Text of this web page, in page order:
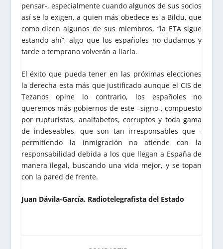
pensar-, especialmente cuando algunos de sus socios
así se lo exigen, a quien más obedece es a Bildu, que
como dicen algunos de sus miembros, “la ETA sigue
estando ahí”, algo que los españoles no dudamos y
tarde o temprano volverán a liarla.
El éxito que pueda tener en las próximas elecciones
la derecha esta más que justificado aunque el CIS de
Tezanos opine lo contrario, los españoles no
queremos más gobiernos de este –signo-, compuesto
por rupturistas, analfabetos, corruptos y toda gama
de indeseables, que son tan irresponsables que -
permitiendo la inmigración no atiende con la
responsabilidad debida a los que llegan a España de
manera ilegal, buscando una vida mejor, y se topan
con la pared de frente.
Juan Dávila-García. Radiotelegrafista del Estado